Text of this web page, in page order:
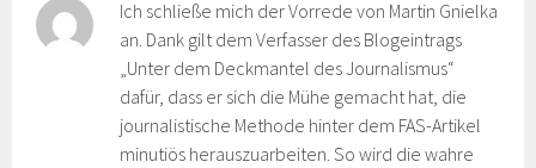
Ich schließe mich der Vorrede von Martin Gnielka
an. Dank gilt dem Verfasser des Blogeintrags
„Unter dem Deckmantel des Journalismus“
dafür, dass er sich die Mühe gemacht hat, die
journalistische Methode hinter dem FAS-Artikel
minutiös herauszuarbeiten. So wird die wahre